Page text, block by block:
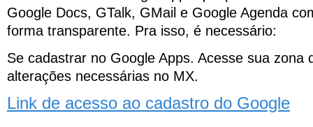
Google Docs, GTalk, GMail e Google Agenda
forma transparente. Pra isso, é necessário:
Se cadastrar no Google Apps. Acesse sua zona
alterações necessárias no MX.
Link de acesso ao cadastro do Google